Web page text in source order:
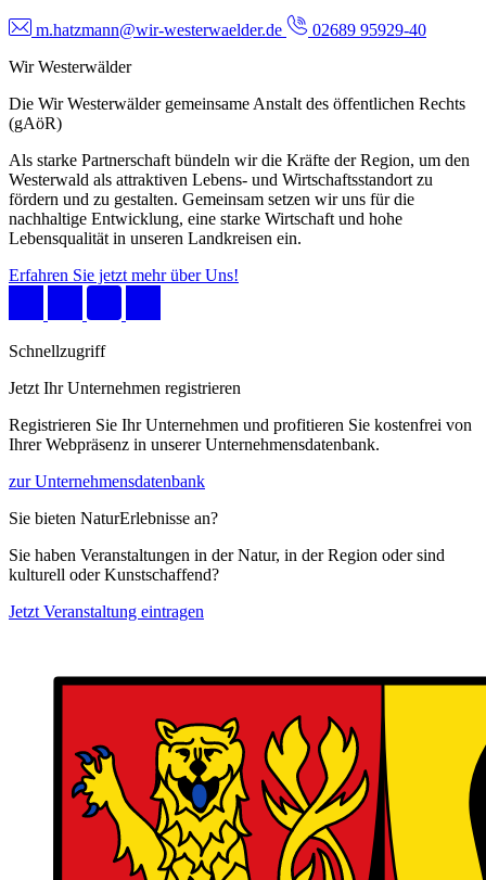
m.hatzmann@wir-westerwaelder.de
02689 95929-40
Wir Westerwälder
Die Wir Westerwälder gemeinsame Anstalt des öffentlichen Rechts
(gAöR)
Als starke Partnerschaft bündeln wir die Kräfte der Region, um den
Westerwald als attraktiven Lebens- und Wirtschaftsstandort zu
fördern und zu gestalten. Gemeinsam setzen wir uns für die
nachhaltige Entwicklung, eine starke Wirtschaft und hohe
Lebensqualität in unseren Landkreisen ein.
Erfahren Sie jetzt mehr über Uns!
Schnellzugriff
Jetzt Ihr Unternehmen registrieren
Registrieren Sie Ihr Unternehmen und profitieren Sie kostenfrei von
Ihrer Webpräsenz in unserer Unternehmensdatenbank.
zur Unternehmensdatenbank
Sie bieten NaturErlebnisse an?
Sie haben Veranstaltungen in der Natur, in der Region oder sind
kulturell oder Kunstschaffend?
Jetzt Veranstaltung eintragen